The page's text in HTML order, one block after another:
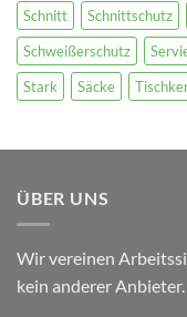
Schnitt
Schnittschutz
Schweißerschutz
Stark
Säcke
ÜBER UNS
Wir vereinen
kein anderer Anbieter.